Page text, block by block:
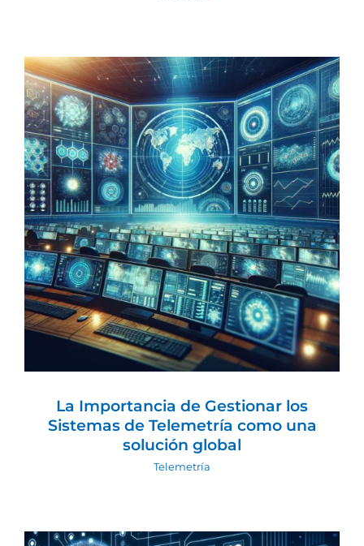
La Importancia de Gestionar los
Sistemas de Telemetría como una
solución global
Telemetría
La Importancia de Gestionar los
Sistemas de Telemetría como una
solución global
Telemetría